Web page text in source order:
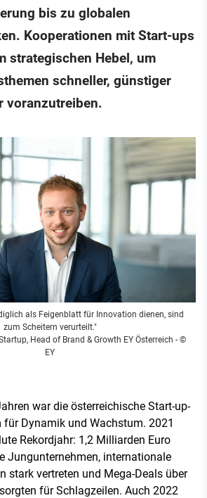
bis zu globalen
Kooperationen mit Start-ups
strategischen Hebel, um
schneller, günstiger
voranzutreiben.
als Feigenblatt für Innovation dienen, sind
zum Scheitern verurteilt."
Head of Brand & Growth EY Österreich - ©
EY
war die österreichische Start-up-
für Dynamik und Wachstum. 2021
Rekordjahr: 1,2 Milliarden Euro
Jungunternehmen, internationale
stark vertreten und Mega-Deals über
für Schlagzeilen. Auch 2022